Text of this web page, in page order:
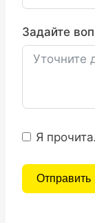
Задайте
Я
Отправить